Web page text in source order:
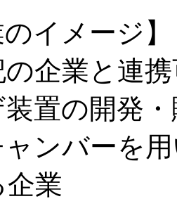
イメージ】
企業と連
装置の開発
ャンバーを
業